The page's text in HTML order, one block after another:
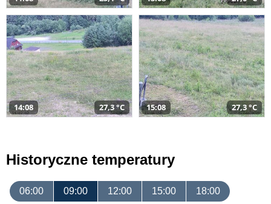
14:08 27,3 °C 15:08 27,3 °C
Historyczne temperatury
06:00 09:00 12:00 15:00 18:00